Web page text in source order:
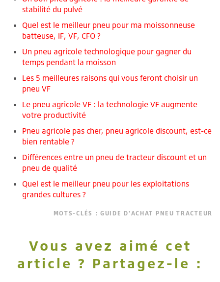
stabilité du pulvé
Quel est le meilleur pneu pour ma moissonneuse
batteuse, IF, VF, CFO ?
Un pneu agricole technologique pour gagner du
temps pendant la moisson
Les 5 meilleures raisons qui vous feront choisir un
pneu VF
Le pneu agricole VF : la technologie VF augmente
votre productivité
Pneu agricole pas cher, pneu agricole discount, est-ce
bien rentable ?
Différences entre un pneu de tracteur discount et un
pneu de qualité
Quel est le meilleur pneu pour les exploitations
grandes cultures ?
MOTS-CLÉS :GUIDE D'ACHAT PNEU TRACTEUR
Vous avez aimé cet
article ? Partagez-le :